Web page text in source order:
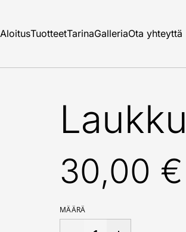
AloitusTuotteetTarinaGalleriaOta yhteyttä
30,00 €
MÄÄRÄ